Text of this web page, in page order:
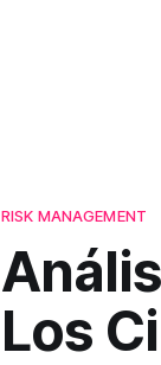
RISK MANAGEMENT
Los